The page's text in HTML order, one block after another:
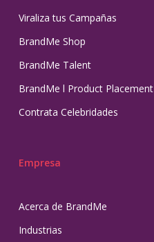
Viraliza tus Campañas
BrandMe Shop
BrandMe Talent
BrandMe l Product Placement
Contrata Celebridades
Empresa
Acerca de BrandMe
Industrias